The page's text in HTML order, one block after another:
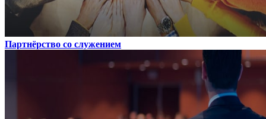
Партнёрство со служением